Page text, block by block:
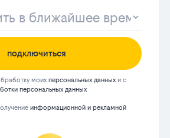
подключиться
моихперсональных данных и с
персональных данных
информационной и рекламной